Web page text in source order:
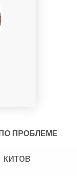
ПРОБЛЕМЕ